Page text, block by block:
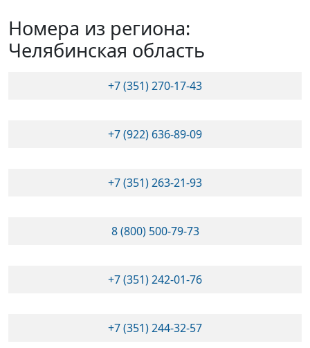
Номера из региона:
Челябинская область
+7 (351) 270-17-43
+7 (922) 636-89-09
+7 (351) 263-21-93
8 (800) 500-79-73
+7 (351) 242-01-76
+7 (351) 244-32-57